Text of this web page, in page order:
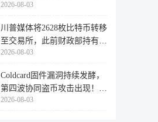
币失
2026-08-03
川普媒体将2628枚比特币转移
至交易所，此前财政部持有的
比特
2026-08-03
Coldcard固件漏洞持续发酵，
第四波协同盗币攻击出现！
462个
2026-08-03